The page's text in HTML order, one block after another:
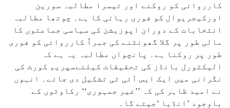
کارروائی کو روکنے اور تیسرا مطالبہ سورین
اورکیجریوال کو فوری رہائی کا ہے۔ چوتھا مطالبہ
انتخابات کے دوران اپوزیشن کی سیاسی جماعتوں کا
مالی طور پر گلا گھونٹنے کی جبراً کارروائی کو فوری
طور پر روکنا ہے۔ پانچواں مطالبہ یہ ہے کہ
الیکٹورل بانڈز کی تحقیقات کیلئےسپریم کورٹ کی
نگرانی میں ایک ایس آئی ٹی تشکیل دی جائے۔ انہوں
نے امید ظاہر کی کہ ’’غیر جمہوری‘‘ رکاوٹوں کے
باوجود ’انڈیا ‘جیتے گا۔